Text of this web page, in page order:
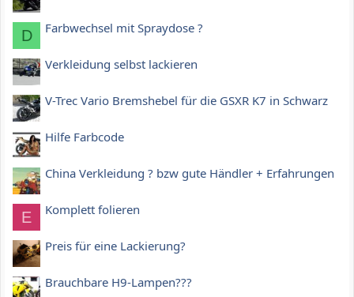
D Farbwechsel mit Spraydose ?
Verkleidung selbst lackieren
V-Trec Vario Bremshebel für die GSXR K7 in Schwarz
Hilfe Farbcode
China Verkleidung ? bzw gute Händler + Erfahrungen
E Komplett folieren
Preis für eine Lackierung?
Brauchbare H9-Lampen???